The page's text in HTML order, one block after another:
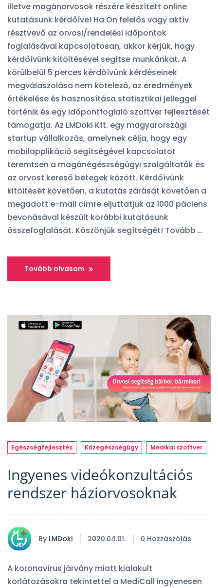
illetve magánorvosok részére készített online
kutatásunk kérdőíve! Ha Ön felelős vagy aktív
résztvevő az orvosi/rendelési időpontok
foglalásával kapcsolatosan, akkor kérjük, hogy
kérdőívünk kitöltésével segítse munkánkat. A
körülbelül 5 perces kérdőívünk kérdéseinek
megválaszolása nem kötelező, az eredmények
értékelése és hasznosítása statisztikai jelleggel
történik és egy időpontfoglaló szoftver fejlesztését
támogatja. Az LMDoki Kft. egy magyarországi
startup vállalkozás, amelynek célja, hogy egy
mobilapplikáció segítségével kapcsolatot
teremtsen a magánégészségügyi szolgáltatók és
az orvost kereső betegek között. Kérdőívünk
kitöltését követően, a kutatás zárását követően a
megadott e-mail címre eljuttatjuk az 1000 páciens
bevonásával készült korábbi kutatásunk
összefoglalását. Köszönjük segítségét! Tovább …
Tovább olvasom
Egészségfejlesztés Közegészségügy Medikai szoftver
Ingyenes videókonzultációs
rendszer háziorvosoknak
By LMDoki 2020.04.01. 0 Hozzászólás
A koronavírus járvány miatt kialakult
korlátozásokra tekintettel a MediCall ingyenesen